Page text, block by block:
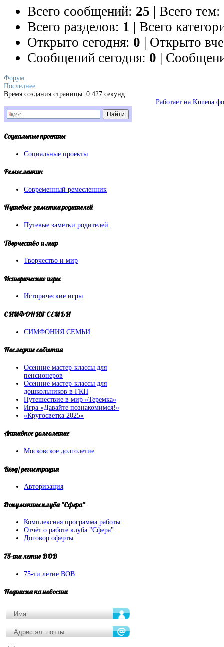
Всего сообщений: 25 | Всего тем:
Всего разделов: 1 | Всего
Открыто сегодня: 0 | Открыто
Сообщений сегодня: 0 |
Форум
Последнее
Время создания страницы: 0.427 секунд
Работает на Kunena
Социальныепроекты
Социальные проекты
Ремесленник
Современный ремесленник
Путевыезаметки родителей
Путевые заметки родителей
Творчествои мир
Творчество и мир
Историческиеигры
Исторические игры
СИМФОНИЯСЕМЬИ
СИМФОНИЯ СЕМЬИ
Последниесобытия
Осенние мастер-классы для
пенсионеров
Осенние мастер-классы для
дошкольников в ГКП
Путешествие в мир «Теремка»
Игра «Давайте познакомимся!»
«Кругосветка 2025»
Активноедолголетие
Московское долголетие
Вход/регистрация
Авторизация
Документыклуба "Сфера"
Комплексная программа работы
Отчёт о работе клуба "Сфера"
Договор оферты
75-тилетие ВОВ
75-ти летие ВОВ
Подпискана новости